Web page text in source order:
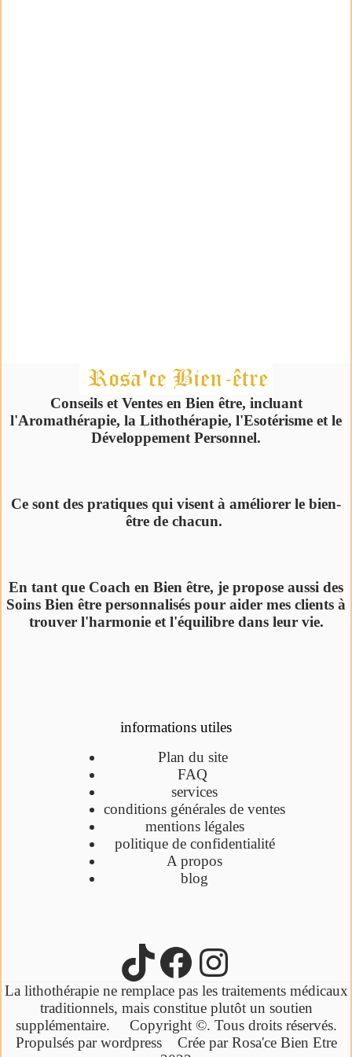
Conseils et Ventes en Bien être, incluant
l'Aromathérapie, la Lithothérapie, l'Esotérisme et le
Développement Personnel.
Ce sont des pratiques qui visent à améliorer le bien-
être de chacun.
En tant que Coach en Bien être, je propose aussi des
Soins Bien être personnalisés pour aider mes clients à
trouver l'harmonie et l'équilibre dans leur vie.
informations utiles
Plan du site
FAQ
services
conditions générales de ventes
mentions légales
politique de confidentialité
A propos
blog
La lithothérapie ne remplace pas les traitements médicaux
traditionnels, mais constitue plutôt un soutien
supplémentaire. Copyright ©. Tous droits réservés.
Propulsés par wordpress Crée par Rosa'ce Bien Etre